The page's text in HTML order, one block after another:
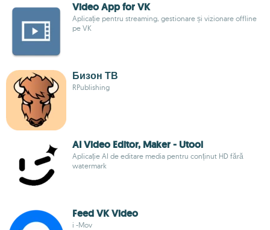
Video App for VK
Aplicație pentru streaming, gestionare și vizionare offline
pe VK
Бизон ТВ
RPublishing
AI Video Editor, Maker - Utool
Aplicație AI de editare media pentru conținut HD fără
watermark
Feed VK Video
i -Mov